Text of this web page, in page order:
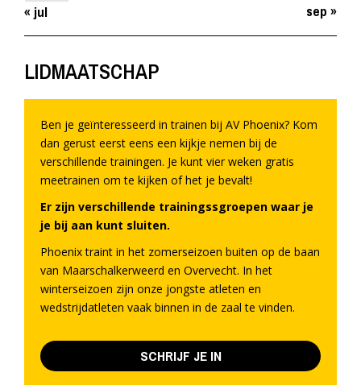
« jul sep »
LIDMAATSCHAP
Ben je geïnteresseerd in trainen bij AV Phoenix? Kom
dan gerust eerst eens een kijkje nemen bij de
verschillende trainingen. Je kunt vier weken gratis
meetrainen om te kijken of het je bevalt!
Er zijn verschillende trainingssgroepen waar je
je bij aan kunt sluiten.
Phoenix traint in het zomerseizoen buiten op de baan
van Maarschalkerweerd en Overvecht. In het
winterseizoen zijn onze jongste atleten en
wedstrijdatleten vaak binnen in de zaal te vinden.
SCHRIJF JE IN